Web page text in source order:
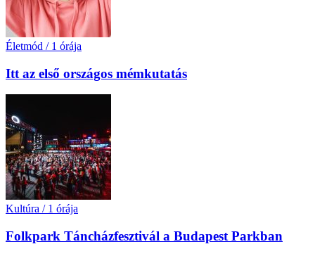
Életmód / 1 órája
Itt az első országos mémkutatás
Kultúra / 1 órája
Folkpark Táncházfesztivál a Budapest Parkban